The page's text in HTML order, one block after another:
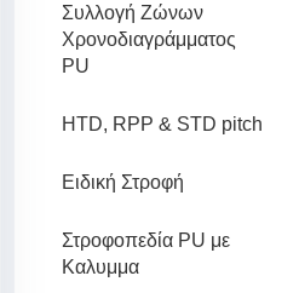
Συλλογή Ζώνων
Χρονοδιαγράμματος
PU
HTD, RPP & STD pitch
Ειδική Στροφή
Στροφοπεδία PU με
Καλυμμα